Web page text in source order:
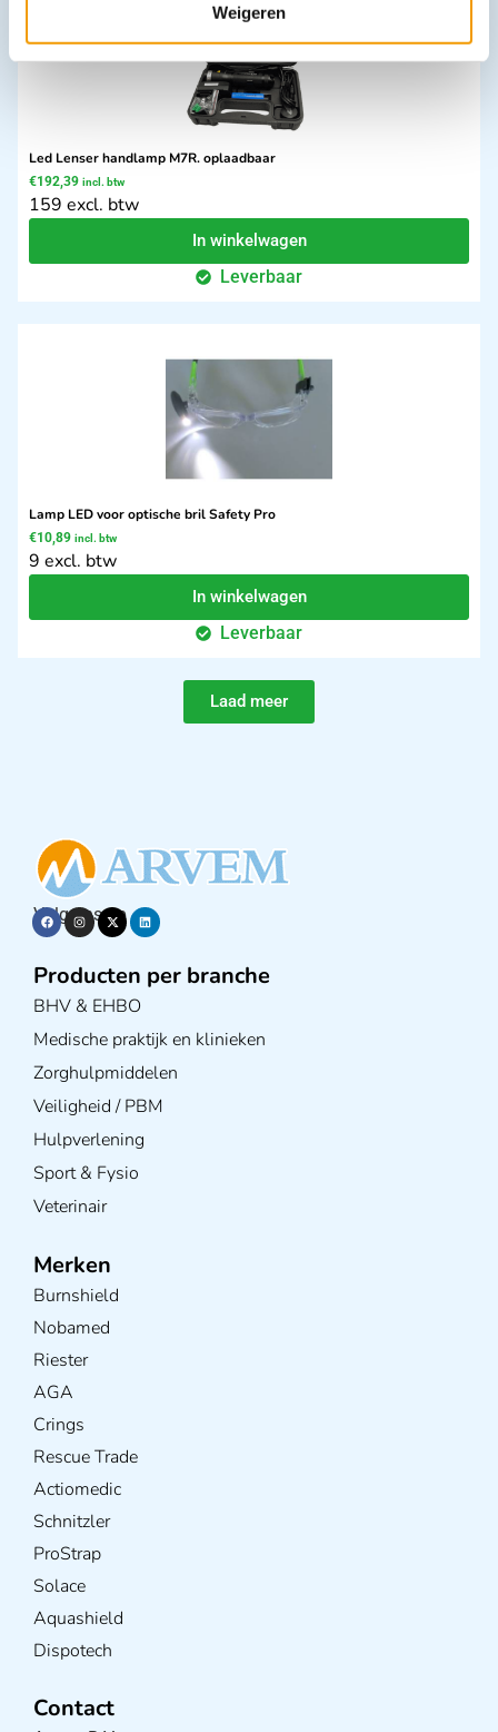
Weigeren
Led Lenser handlamp M7R. oplaadbaar
€192,39 incl. btw
159 excl. btw
In winkelwagen
Leverbaar
Lamp LED voor optische bril Safety Pro
€10,89 incl. btw
9 excl. btw
In winkelwagen
Leverbaar
Laad meer
Volg ons op
Producten per branche
BHV & EHBO
Medische praktijk en klinieken
Zorghulpmiddelen
Veiligheid / PBM
Hulpverlening
Sport & Fysio
Veterinair
Merken
Burnshield
Nobamed
Riester
AGA
Crings
Rescue Trade
Actiomedic
Schnitzler
ProStrap
Solace
Aquashield
Dispotech
Contact